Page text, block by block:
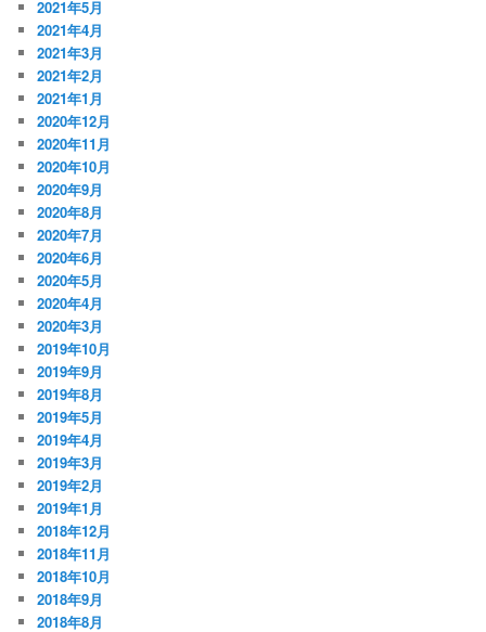
2021年5月
2021年4月
2021年3月
2021年2月
2021年1月
2020年12月
2020年11月
2020年10月
2020年9月
2020年8月
2020年7月
2020年6月
2020年5月
2020年4月
2020年3月
2019年10月
2019年9月
2019年8月
2019年5月
2019年4月
2019年3月
2019年2月
2019年1月
2018年12月
2018年11月
2018年10月
2018年9月
2018年8月